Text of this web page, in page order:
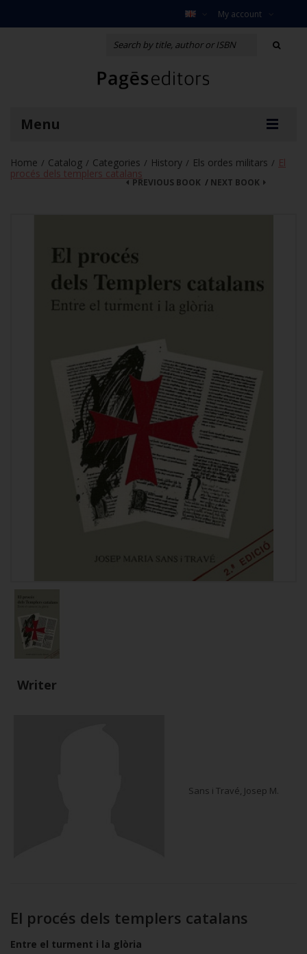
My account
Menu
Home / Catalog / Categories / History / Els ordes militars / El
procés dels templers catalans
NEXT BOOK
PREVIOUS BOOK /
Writer
Sans i Travé, Josep M.
El procés dels templers catalans
Entre el turment i la glòria